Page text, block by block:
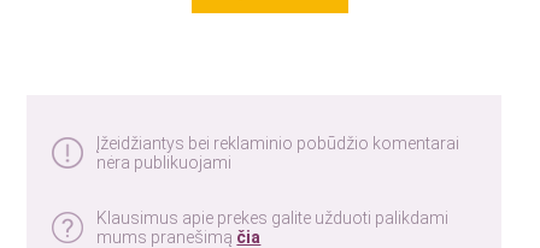
Įžeidžiantys bei reklaminio pobūdžio komentarai
nėra publikuojami
Klausimus apie prekes galite užduoti palikdami
mums pranešimą čia